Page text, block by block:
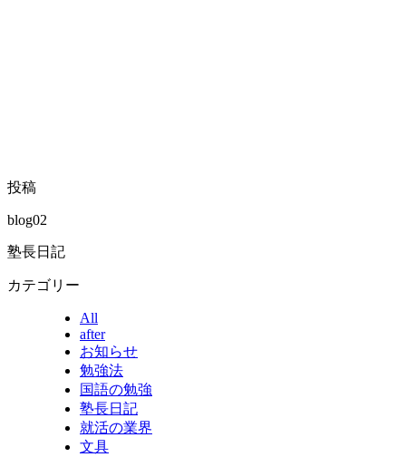
投稿
blog02
塾長日記
カテゴリー
All
after
お知らせ
勉強法
国語の勉強
塾長日記
就活の業界
文具